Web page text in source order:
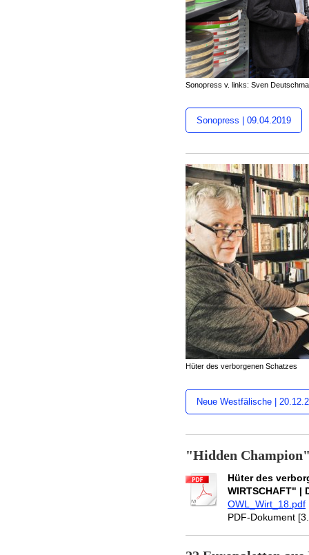
Sonopress v. links: Sven
Sonopress | 09.04.2019
Hüter des verborgenen Schatzes
Neue Westfälische |
"Hidden
Hüter des
WIRTSCHAFT" |
OWL_Wirt_18.pdf
PDF-Dokument